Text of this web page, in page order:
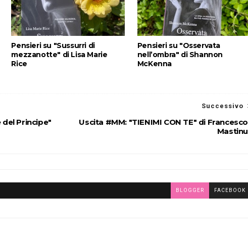
Pensieri su "Sussurri di
mezzanotte" di Lisa Marie
Rice
Pensieri su "Osservata
nell’ombra" di Shannon
McKenna
Successivo
Uscita #MM: "TIENIMI CON TE" di Francesco
Mastinu
del Principe"
BLOGGER FACEBOOK